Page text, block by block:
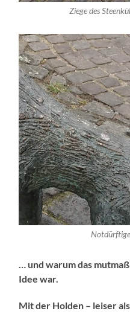
Ziege des
… und warum das
Idee war.
Mit der Holden – leiser